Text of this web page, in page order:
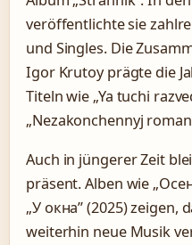
veröffentlichte sie
und Singles. Die
Igor Krutoy prägte die
Titeln wie „Ya tuchi
„Nezakonchennyj
Auch in jüngerer Zeit
präsent. Alben wie
„У окна” (2025) zeigen,
weiterhin neue Musik